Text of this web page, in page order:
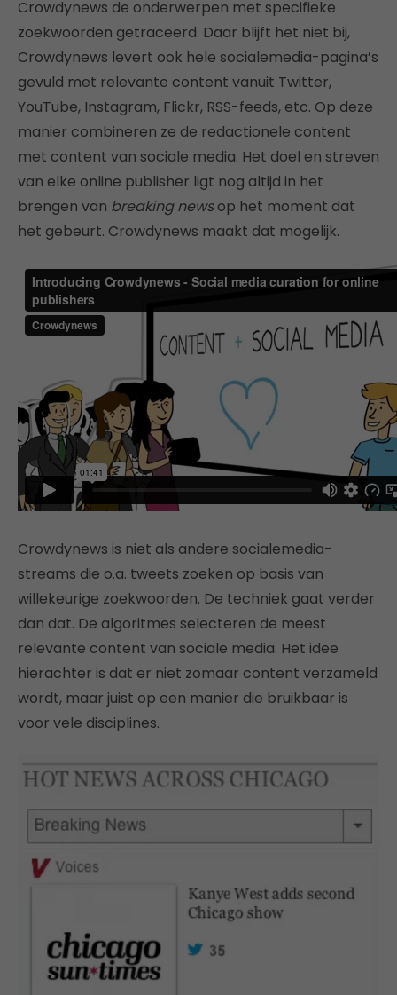
Crowdynews de onderwerpen met specifieke
zoekwoorden getraceerd. Daar blijft het niet bij,
Crowdynews levert ook hele socialemedia-pagina’s
gevuld met relevante content vanuit Twitter,
YouTube, Instagram, Flickr, RSS-feeds, etc. Op deze
manier combineren ze de redactionele content
met content van sociale media. Het doel en streven
van elke online publisher ligt nog altijd in het
brengen van breaking newsop het moment dat
het gebeurt. Crowdynews maakt dat mogelijk.
Crowdynews is niet als andere socialemedia-
streams die o.a. tweets zoeken op basis van
willekeurige zoekwoorden. De techniek gaat verder
dan dat. De algoritmes selecteren de meest
relevante content van sociale media. Het idee
hierachter is dat er niet zomaar content verzameld
wordt, maar juist op een manier die bruikbaar is
voor vele disciplines.